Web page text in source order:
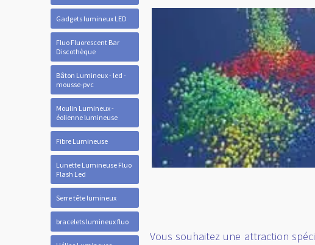
Gadgets lumineux LED
Fluo Fluorescent Bar
Discothèque
Bâton Lumineux - led -
mousse-pvc
Moulin Lumineux -
éolienne lumineuse
Fibre Lumineuse
Lunette Lumineuse Fluo
Flash Led
Serre tête lumineux
bracelets lumineux fluo